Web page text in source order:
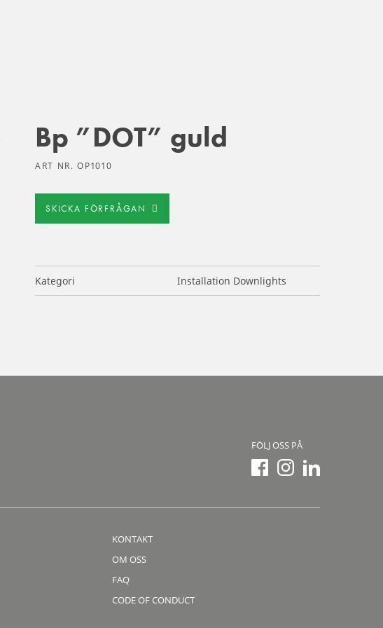
Bp ”DOT” guld
ART NR. OP1010
SKICKA FÖRFRÅGAN
Kategori Installation Downlights
FÖLJ OSS PÅ
KONTAKT
OM OSS
FAQ
CODE OF CONDUCT